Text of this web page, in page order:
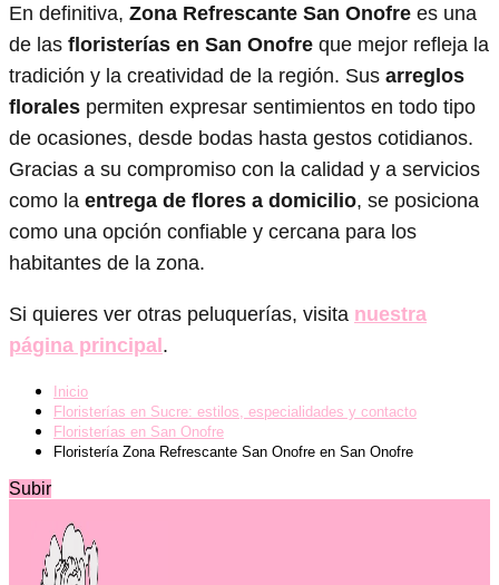
En definitiva, Zona Refrescante San Onofre es una
de las floristerías en San Onofre que mejor refleja la
tradición y la creatividad de la región. Sus arreglos
florales permiten expresar sentimientos en todo tipo
de ocasiones, desde bodas hasta gestos cotidianos.
Gracias a su compromiso con la calidad y a servicios
como la entrega de flores a domicilio, se posiciona
como una opción confiable y cercana para los
habitantes de la zona.
Si quieres ver otras peluquerías, visita nuestra
página principal.
Inicio
Floristerías en Sucre: estilos, especialidades y contacto
Floristerías en San Onofre
Floristería Zona Refrescante San Onofre en San Onofre
Subir